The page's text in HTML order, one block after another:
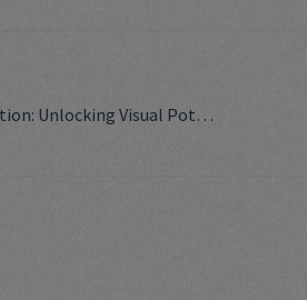
Reel Multipliers in Modern Film Production: Unlocking Visual Potential